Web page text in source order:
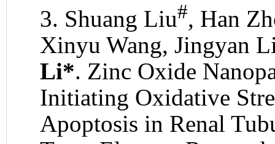
3. Shuang Liu#, Han
Xinyu Wang, Jingyan
Li*. Zinc Oxide
Initiating Oxidative
Apoptosis in Renal